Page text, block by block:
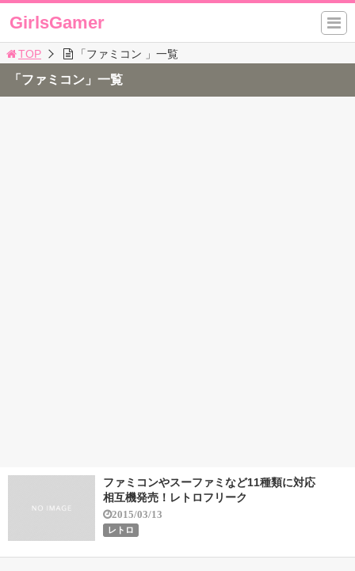
GirlsGamer
TOP 「ファミコン 」一覧
「ファミコン」一覧
ファミコンやスーファミなど11種類に対応
相互機発売！レトロフリーク
2015/03/13
レトロ